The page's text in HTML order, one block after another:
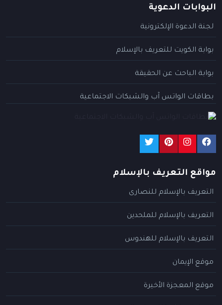
البوابات الدعوية
لجنة الدعوة الإلكترونية
بوابة الكويت للتعريف بالإسلام
بوابة الباحث عن الحقيقة
بطاقات الواتس آب والشبكات الاجتماعية
مواقع التعريف بالإسلام
التعريف بالإسلام للنصارى
التعريف بالإسلام للملحدين
التعريف بالإسلام للهندوس
موقع الإيمان
موقع المعجزة الأخيرة